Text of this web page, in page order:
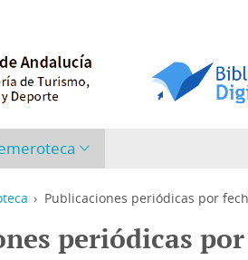
› Publicaciones periódicas por
periódicas